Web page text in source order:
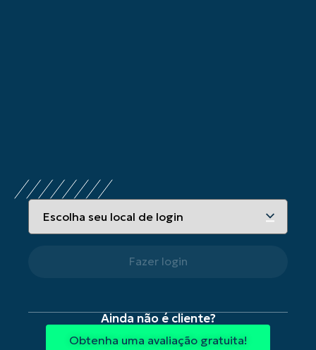
Ainda não é cliente?
Obtenha uma avaliação gratuita!